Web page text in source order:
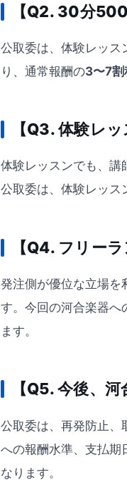
【Q2. 30分
公取委は、体験レッス
り、通常報酬の3〜7割
【Q3. 体験レ
体験レッスンでも、講
公取委は、体験レッス
【Q4. フリー
発注側が優位な立場を
す。今回の河合楽器へ
ます。
【Q5. 今後、
公取委は、再発防止、
への報酬水準、支払期
なります。